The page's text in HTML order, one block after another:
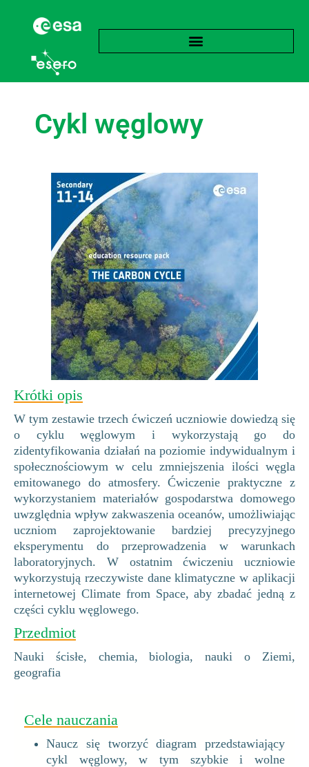
Cykl węglowy
Krótki opis
W tym zestawie trzech ćwiczeń uczniowie dowiedzą się
o cyklu węglowym i wykorzystają go do
zidentyfikowania działań na poziomie indywidualnym i
społecznościowym w celu zmniejszenia ilości węgla
emitowanego do atmosfery. Ćwiczenie praktyczne z
wykorzystaniem materiałów gospodarstwa domowego
uwzględnia wpływ zakwaszenia oceanów, umożliwiając
uczniom zaprojektowanie bardziej precyzyjnego
eksperymentu do przeprowadzenia w warunkach
laboratoryjnych. W ostatnim ćwiczeniu uczniowie
wykorzystują rzeczywiste dane klimatyczne w aplikacji
internetowej Climate from Space, aby zbadać jedną z
części cyklu węglowego.
Przedmiot
Nauki ścisłe, chemia, biologia, nauki o Ziemi,
geografia
Cele nauczania
Naucz się tworzyć diagram przedstawiający
cykl węglowy, w tym szybkie i wolne